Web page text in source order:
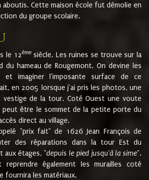
Cette maison école fut démolie en
du groupe scolaire.
le 12èmesiècle. Les ruines se trouve sur la
du hameau de Rougemont. On devine les
et imaginer l'imposante surface de ce
en 2005 lorsque j'ai pris les photos, une
vestige de la tour. Coté Ouest une voute
peut être le sommet de la petite porte du
direct au village.
"prix fait" de 1626 Jean François de
des réparations dans la tour Est du
aux étages, "depuis le pied jusqu'à la sime".
reprendre également les murailles coté
fournira les matériaux.